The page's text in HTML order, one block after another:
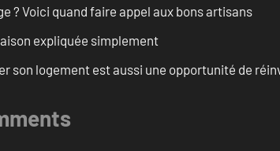
? Voici quand faire appel aux bons artisans
expliquée simplement
son logement est aussi une opportunité de